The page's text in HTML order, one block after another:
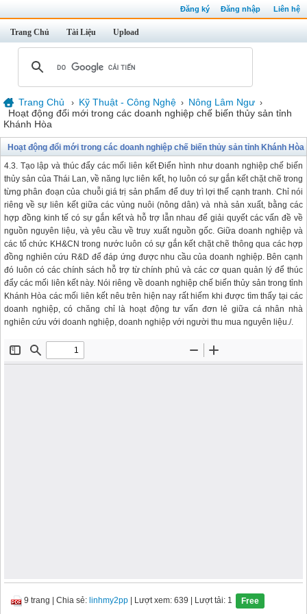
Đăng ký Đăng nhập Liên hệ
Trang Chủ Tài Liệu Upload
Trang Chủ › Kỹ Thuật - Công Nghệ › Nông Lâm Ngư ›
Hoạt động đổi mới trong các doanh nghiệp chế biến thủy sản tỉnh
Khánh Hòa
Hoạt động đổi mới trong các doanh nghiệp chế biến thủy sản tỉnh Khánh Hòa
4.3. Tạo lập và thúc đẩy các mối liên kết Điển hình như doanh nghiệp chế biến
thủy sản của Thái Lan, về năng lực liên kết, họ luôn có sự gắn kết chặt chẽ trong
từng phân đoạn của chuỗi giá trị sản phẩm để duy trì lợi thế cạnh tranh. Chỉ nói
riêng về sự liên kết giữa các vùng nuôi (nông dân) và nhà sản xuất, bằng các
hợp đồng kinh tế có sự gắn kết và hỗ trợ lẫn nhau để giải quyết các vấn đề về
nguồn nguyên liệu, và yêu cầu về truy xuất nguồn gốc. Giữa doanh nghiệp và
các tổ chức KH&CN trong nước luôn có sự gắn kết chặt chẽ thông qua các hợp
đồng nghiên cứu R&D để đáp ứng được nhu cầu của doanh nghiệp. Bên cạnh
đó luôn có các chính sách hỗ trợ từ chính phủ và các cơ quan quản lý để thúc
đẩy các mối liên kết này. Nói riêng về doanh nghiệp chế biến thủy sản trong tỉnh
Khánh Hòa các mối liên kết nêu trên hiện nay rất hiếm khi được tìm thấy tại các
doanh nghiệp, có chăng chỉ là hoạt động tư vấn đơn lẻ giữa cá nhân nhà
nghiên cứu với doanh nghiệp, doanh nghiệp với người thu mua nguyên liệu./.
9 trang Chia sẻ: linhmy2pp | Lượt xem: 639 | Lượt tải: 1 Free